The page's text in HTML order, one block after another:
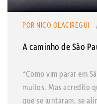
POR NICO OLACIREGUI
A caminho de São
“Como vim parar em
muitos. Mas acredito
que se juntaram, se